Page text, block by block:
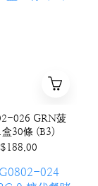
026 GRN菠
30條 (B3)